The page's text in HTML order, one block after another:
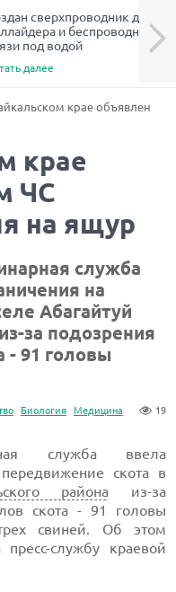
сверхпроводник для
и беспроводной
под водой
далее
Next
крае объявлен
крае
ЧС
на ящур
служба
на
Абагайтуй
за подозрения
- 91 головы
Биология Медицина
19
служба ввела
скота в
района из-за
скота - 91 головы
свиней. Об этом
службу краевой